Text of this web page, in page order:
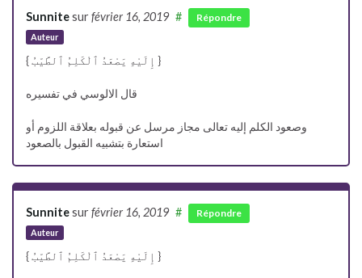
Sunnitesur février 16, 2019
Auteur
# Répondre
{ إِلَيْهِ يَصْعَدُ ٱلْكَلِمُ ٱلطَّيّبُ }
قال الالوسي في تفسيره
وصعود الكلم إليه تعالى مجاز مرسل عن قبوله بعلاقة اللزوم أو
استعارة بتشبيه القبول بالصعود
Sunnitesur février 16, 2019
Auteur
# Répondre
{ إِلَيْهِ يَصْعَدُ ٱلْكَلِمُ ٱلطَّيّبُ }